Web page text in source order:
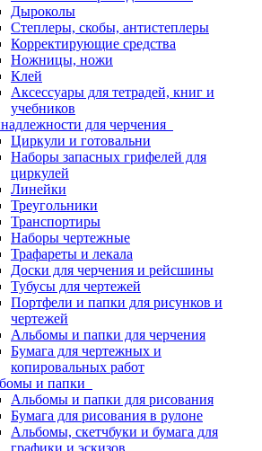
Дыроколы
Степлеры, скобы, антистеплеры
Корректирующие средства
Ножницы, ножи
Клей
Аксессуары для тетрадей, книг и
учебников
для черчения
Циркули и готовальни
Наборы запасных грифелей для
циркулей
Линейки
Треугольники
Транспортиры
Наборы чертежные
Трафареты и лекала
Доски для черчения и рейсшины
Тубусы для чертежей
Портфели и папки для рисунков и
чертежей
Альбомы и папки для черчения
Бумага для чертежных и
копировальных работ
и папки
Альбомы и папки для рисования
Бумага для рисования в рулоне
Альбомы, скетчбуки и бумага для
графики и эскизов